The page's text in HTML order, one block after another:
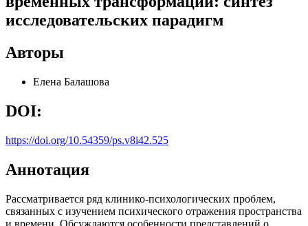
исследовательских парадигм
Авторы
Елена Балашова
DOI:
https://doi.org/10.54359/ps.v8i42.525
Аннотация
Рассматривается ряд клинико-психологических проблем,
связанных с изучением психического отражения пространства
и времени. Обсуждаются особенности представлений о